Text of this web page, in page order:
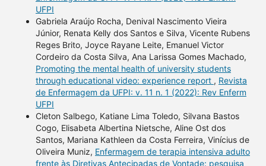
UFPI
Gabriela Araújo Rocha, Denival Nascimento Vieira
Júnior, Renata Kelly dos Santos e Silva, Vicente Rubens
Reges Brito, Joyce Rayane Leite, Emanuel Victor
Cordeiro da Costa Silva, Ana Larissa Gomes Machado,
Promoting the mental health of university students
through educational video: experience report , Revista
de Enfermagem da UFPI: v. 11 n. 1 (2022): Rev Enferm
UFPI
Cleton Salbego, Katiane Lima Toledo, Silvana Bastos
Cogo, Elisabeta Albertina Nietsche, Aline Ost dos
Santos, Mariana Kathleen da Costa Ferreira, Vinícius de
Oliveira Muniz, Enfermagem de terapia intensiva adulto
frente às Diretivas Antecipadas de Vontade: pesquisa